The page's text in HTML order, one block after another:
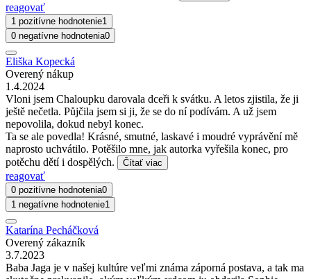
reagovať
1 pozitívne hodnotenie1
0 negatívne hodnotenia0
Eliška Kopecká
Overený nákup
1.4.2024
Vloni jsem Chaloupku darovala dceři k svátku. A letos zjistila, že ji
ještě nečetla. Půjčila jsem si ji, že se do ní podívám. A už jsem
nepovolila, dokud nebyl konec.
Ta se ale povedla! Krásné, smutné, laskavé i moudré vyprávění mě
naprosto uchvátilo. Potěšilo mne, jak autorka vyřešila konec, pro
potěchu dětí i dospělých.
Čítať viac
reagovať
0 pozitívne hodnotenia0
1 negatívne hodnotenie1
Katarína Pecháčková
Overený zákazník
3.7.2023
Baba Jaga je v našej kultúre veľmi známa záporná postava, a tak ma